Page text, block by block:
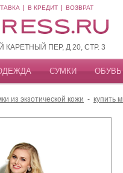
В КРЕДИТ ВОЗВРАТ
КАРЕТНЫЙ ПЕР, Д 20, СТР. 3
СУМКИ ОБУВЬ
из экзотической кожи - купить